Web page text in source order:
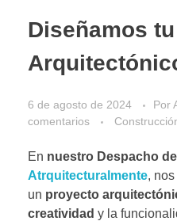
Diseñamos
6 de agosto de 2024 Por
comentarios
En nuestro Despacho
Atrquitecturalmente,
un proyecto
creatividad y la